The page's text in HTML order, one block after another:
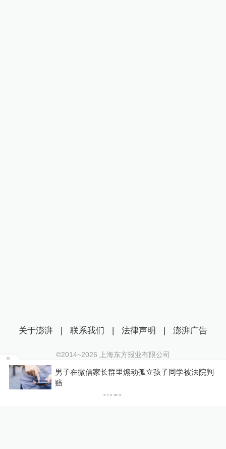
男子在微信家长群里煽动孤立孩子同学被法院判
赔
关于澎湃 | 联系我们 | 法律声明 | 澎湃广告
©2014~2026 上海东方报业有限公司
沪ICP证：沪B2-20170116 | 沪ICP备14003370号
互联网新闻信息服务许可证：31120170006
沪公网安备 31010602000299号